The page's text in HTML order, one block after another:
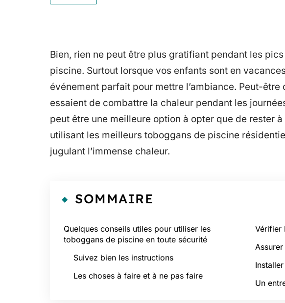
Bien, rien ne peut être plus gratifiant pendant les
piscine. Surtout lorsque vos enfants sont en
événement parfait pour mettre l’ambiance. Peut-être
essaient de combattre la chaleur pendant les
peut être une meilleure option à opter que de rester
utilisant les meilleurs toboggans de piscine
jugulant l’immense chaleur.
SOMMAIRE
Quelques conseils utiles pour utiliser les
toboggans de piscine en toute sécurité
Suivez bien les instructions
Les choses à faire et à ne pas faire
Vérifier
Un